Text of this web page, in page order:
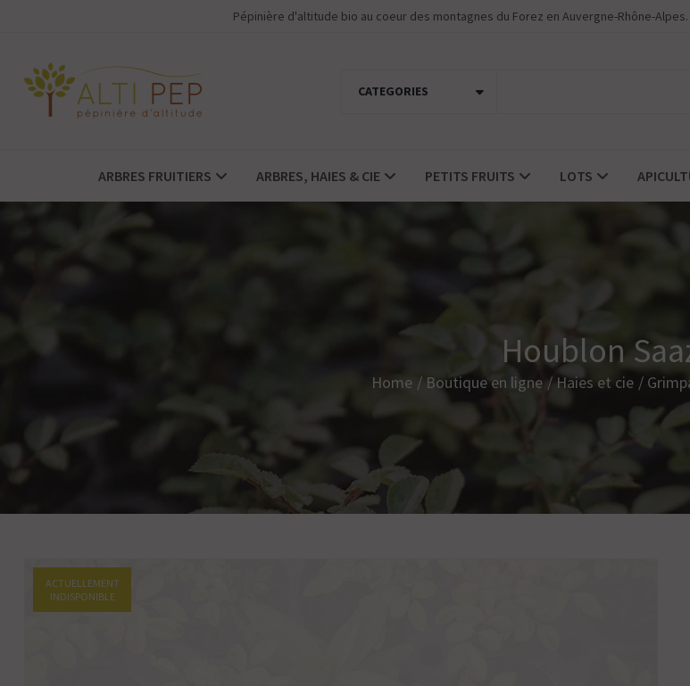
Pépinière d'altitude bio au coeur des montagnes du Forez en Auvergne-Rhône-
CATEGORIES
ARBRES FRUITIERS ARBRES, HAIES & CIE PETITS FRUITS LOTS
Houblon
Home Boutique en ligne Haies et cie
ACTUELLEMENT
INDISPONIBLE